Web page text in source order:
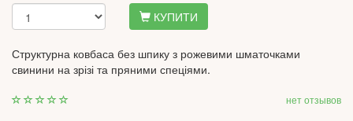
КУПИТИ
Структурна ковбаса без шпику з рожевими шматочками
свинини на зрізі та пряними спеціями.
нет отзывов